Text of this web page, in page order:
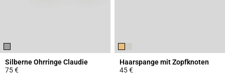
Silberne Ohrringe Claudie
75 €
Haarspange mit Zopfknoten
45 €